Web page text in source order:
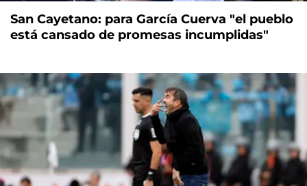
San Cayetano: para García Cuerva "el pueblo
está cansado de promesas incumplidas"